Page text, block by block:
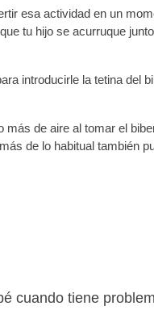
esa actividad en un
tu hijo se acurruque
introducirle la tetina del
de aire al tomar el
de lo habitual también
cuando tiene